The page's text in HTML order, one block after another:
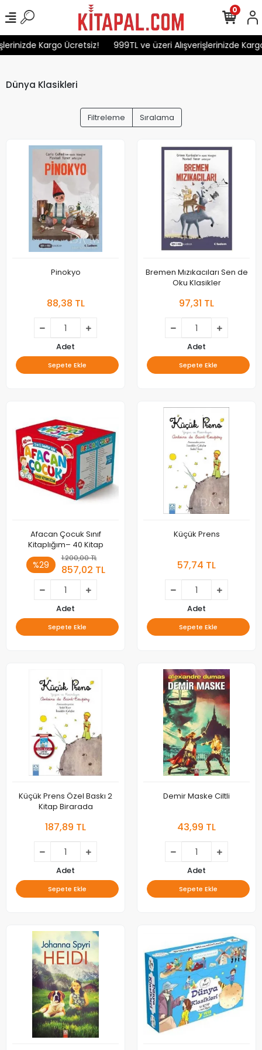
Kargo Ücretsiz! 999TL ve üzeri Alışverişlerinizde
0
Dünya Klasikleri
Filtreleme Sıralama
Pinokyo
88,38 TL
Adet
Sepete Ekle
Bremen Mızıkacıları Sen de
Oku Klasikler
97,31 TL
Adet
Sepete Ekle
Afacan Çocuk Sınıf
Kitaplığım– 40 Kitap
%29
1.200,00 TL
857,02 TL
Adet
Sepete Ekle
Küçük Prens
57,74 TL
Adet
Sepete Ekle
Küçük Prens Özel Baskı 2
Kitap Birarada
187,89 TL
Adet
Sepete Ekle
Demir Maske Ciltli
43,99 TL
Adet
Sepete Ekle